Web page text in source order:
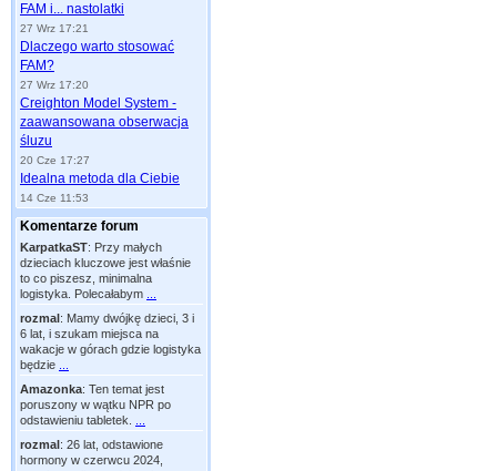
FAM i... nastolatki
27 Wrz 17:21
Dlaczego warto stosować
FAM?
27 Wrz 17:20
Creighton Model System -
zaawansowana obserwacja
śluzu
20 Cze 17:27
Idealna metoda dla Ciebie
14 Cze 11:53
Komentarze forum
KarpatkaST: Przy małych
dzieciach kluczowe jest właśnie
to co piszesz, minimalna
logistyka. Polecałabym
rozmal: Mamy dwójkę dzieci, 3 i
6 lat, i szukam miejsca na
wakacje w górach gdzie logistyka
będzie
Amazonka: Ten temat jest
poruszony w wątku NPR po
odstawieniu tabletek.
rozmal: 26 lat, odstawione
hormony w czerwcu 2024,